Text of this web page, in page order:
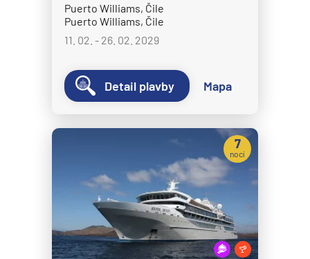
Crystal Cruises
Cunard Line
Queen Anne
Queen Elizabeth
Queen Victoria
Disney Cruise Line
Disney Adventure
Disney Destiny
Puerto Williams, Čile
Puerto Williams, Čile
11. 02. - 26. 02. 2029
Detail plavby Mapa
7
nocí